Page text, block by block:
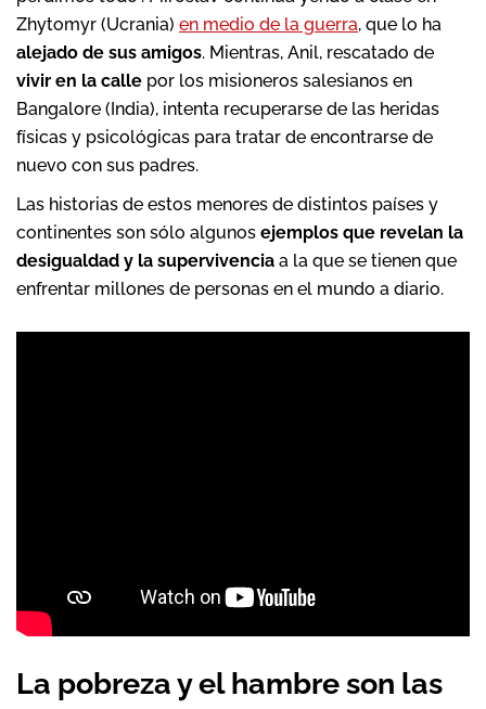
Zhytomyr (Ucrania) en medio de la guerra, que lo ha
alejado de sus amigos. Mientras, Anil, rescatado de
vivir en la calle por los misioneros salesianos en
Bangalore (India), intenta recuperarse de las heridas
físicas y psicológicas para tratar de encontrarse de
nuevo con sus padres.
Las historias de estos menores de distintos países y
continentes son sólo algunos ejemplos que revelan la
desigualdad y la supervivencia a la que se tienen que
enfrentar millones de personas en el mundo a diario.
La pobreza y el hambre son las